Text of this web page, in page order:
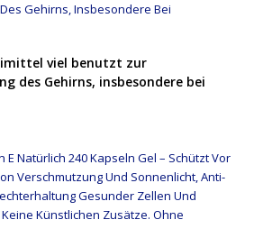
viel benutzt zur
des Gehirns, insbesondere bei